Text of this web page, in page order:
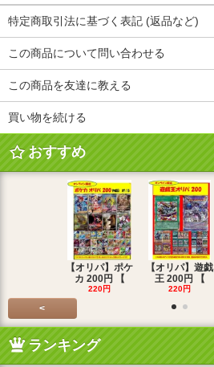
特定商取引法に基づく表記 (返品など)
この商品について問い合わせる
この商品を友達に教える
買い物を続ける
おすすめ
【オリパ】ポケ
カ 200円 【
220円
【オリパ】遊戯
王 200円 【
220円
<
ランキング